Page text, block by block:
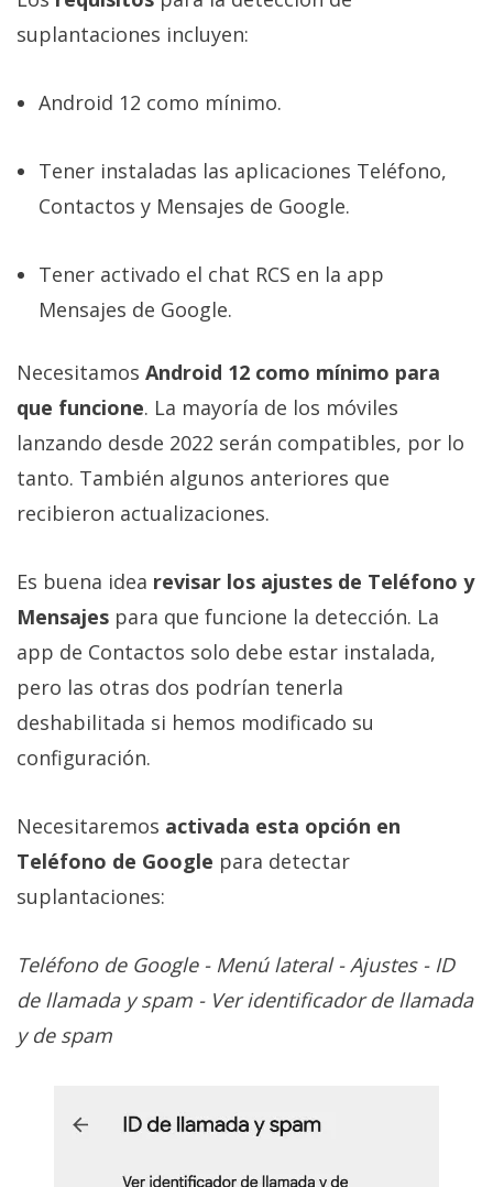
suplantaciones incluyen:
Android 12 como mínimo.
Tener instaladas las aplicaciones Teléfono,
Contactos y Mensajes de Google.
Tener activado el chat RCS en la app
Mensajes de Google.
Necesitamos Android 12 como mínimo para
que funcione. La mayoría de los móviles
lanzando desde 2022 serán compatibles, por lo
tanto. También algunos anteriores que
recibieron actualizaciones.
Es buena idea revisar los ajustes de Teléfono y
Mensajes para que funcione la detección. La
app de Contactos solo debe estar instalada,
pero las otras dos podrían tenerla
deshabilitada si hemos modificado su
configuración.
Necesitaremos activada esta opción en
Teléfono de Google para detectar
suplantaciones:
Teléfono de Google - Menú lateral - Ajustes - ID
de llamada y spam - Ver identificador de llamada
y de spam